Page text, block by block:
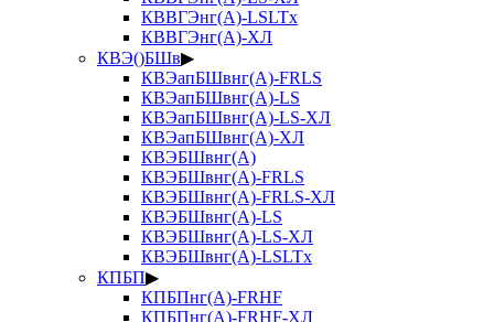
КВВГЭнг(А)-LSLTx
КВВГЭнг(А)-ХЛ
КВЭ()БШв▶
КВЭапБШвнг(А)-FRLS
КВЭапБШвнг(А)-LS
КВЭапБШвнг(А)-LS-ХЛ
КВЭапБШвнг(А)-ХЛ
КВЭБШвнг(А)
КВЭБШвнг(А)-FRLS
КВЭБШвнг(А)-FRLS-ХЛ
КВЭБШвнг(А)-LS
КВЭБШвнг(А)-LS-ХЛ
КВЭБШвнг(А)-LSLTx
КПБП▶
КПБПнг(А)-FRHF
КПБПнг(А)-FRHF-ХЛ